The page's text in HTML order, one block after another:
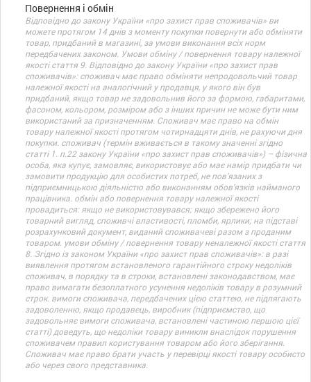
Повернення і обмін
Відповідно до закону України «про захист прав споживачів» ви
можете протягом 14 днів з моменту покупки повернути або обміняти
товар, придбаний в магазині, за умови виконання всіх норм
передбачених законом. Умови обміну / повернення товару належної
якості стаття 9. Відповідно до закону України «про захист прав
споживачів»: споживач має право обміняти непродовольчий товар
належної якості на аналогічний у продавця, у якого він був
придбаний, якщо товар не задовольнив його за формою, габаритами,
фасоном, кольором, розміром або з інших причин не може бути ним
використаний за призначенням. Споживач має право на обмін
товару належної якості протягом чотирнадцяти днів, не рахуючи дня
покупки. споживач (термін вживається в такому значенні згідно
статті 1. п.22 закону України «про захист прав споживачів») – фізична
особа, яка купує, замовляє, використовує або має намір придбати чи
замовити продукцію для особистих потреб, не пов’язаних з
підприємницькою діяльністю або виконанням обов’язків найманого
працівника. обмін або повернення товару належної якості
провадиться: якщо не використовувався; якщо збережено його
товарний вигляд, споживчі властивості, пломби, ярлики; на підставі
розрахунковий документ, виданий споживачеві разом з проданим
товаром. умови обміну / повернення товару неналежної якості стаття
8. Згідно із законом України «про захист прав споживачів»: в разі
виявлення протягом встановленого гарантійного строку недоліків
споживач, в порядку та в строки, встановлені законодавством, має
право вимагати безоплатного усунення недоліків товару в розумний
строк. вимоги споживача, передбачених цією статтею, не підлягають
задоволенню, якщо продавець, виробник (підприємство, що
задовольняє вимоги споживача, встановлені частиною першою цієї
статті) доведуть, що недоліки товару виникли внаслідок порушення
споживачем правил користування товаром або його зберігання.
Споживач має право брати участь у перевірці якості товару особисто
або через свого представника.